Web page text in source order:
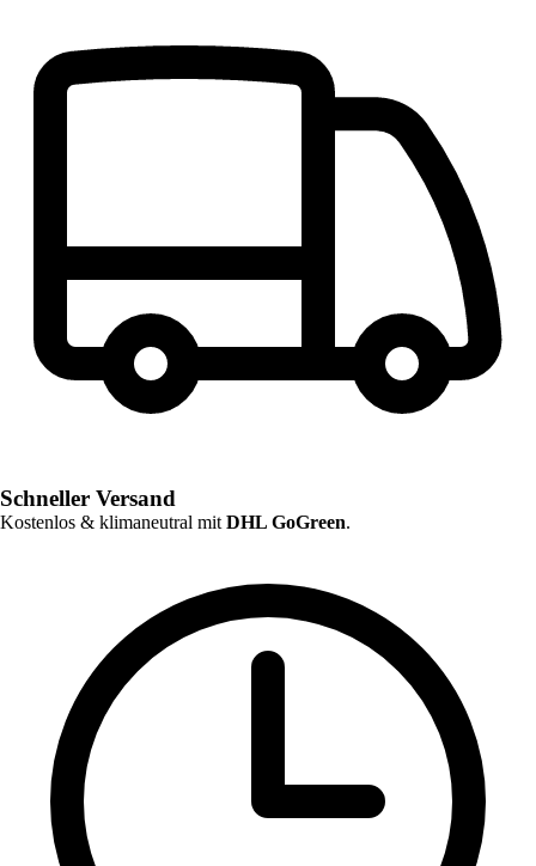
Schneller Versand
Kostenlos & klimaneutral mit DHL GoGreen.